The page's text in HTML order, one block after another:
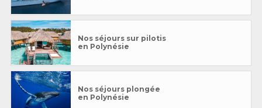
Nos séjours sur pilotis
en Polynésie
Nos séjours plongée
en Polynésie